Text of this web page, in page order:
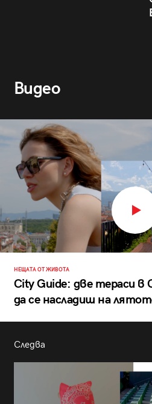
Видео
НЕЩАТА ОТ ЖИВОТА
City Guide: две тераси
да се насладиш на
Следва